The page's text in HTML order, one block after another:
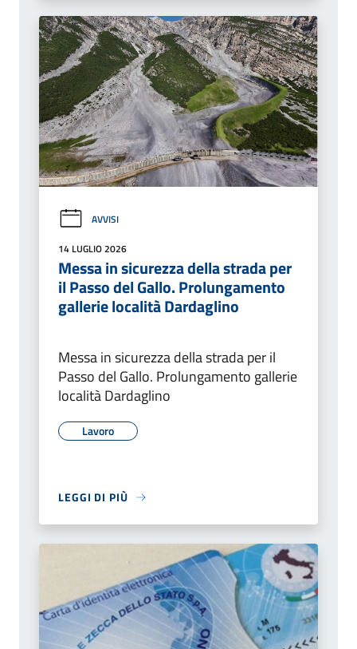
AVVISI
14 LUGLIO 2026
Messa in sicurezza della strada per
il Passo del Gallo. Prolungamento
gallerie località Dardaglino
Messa in sicurezza della strada per il
Passo del Gallo. Prolungamento gallerie
località Dardaglino
Lavoro
LEGGI DI PIÙ